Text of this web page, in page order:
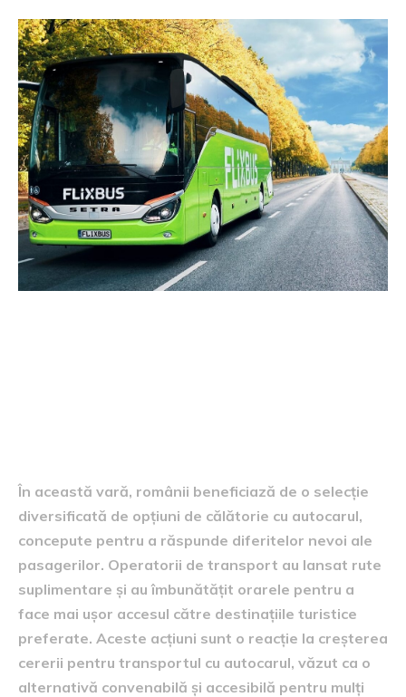
În această vară, românii beneficiază de o selecție
diversificată de opțiuni de călătorie cu autocarul,
concepute pentru a răspunde diferitelor nevoi ale
pasagerilor. Operatorii de transport au lansat rute
suplimentare și au îmbunătățit orarele pentru a
face mai ușor accesul către destinațiile turistice
preferate. Aceste acțiuni sunt o reacție la creșterea
cererii pentru transportul cu autocarul, văzut ca o
alternativă convenabilă și accesibilă pentru mulți